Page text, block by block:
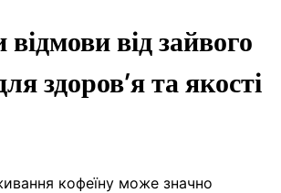
від зайвого
здоров’я та якості
кофеїну може значно